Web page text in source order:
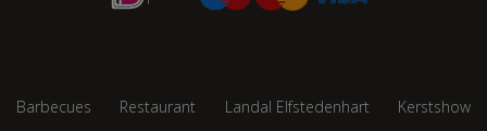
Barbecues Restaurant Landal Elfstedenhart Kerstshow